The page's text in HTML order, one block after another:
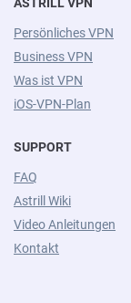
Persönliches VPN
Business VPN
Was ist VPN
iOS-VPN-Plan
SUPPORT
FAQ
Astrill Wiki
Video Anleitungen
Kontakt